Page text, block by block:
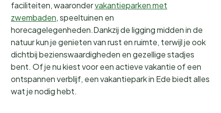
faciliteiten, waarondervakantieparken met
zwembaden, speeltuinen en
horecagelegenheden.Dankzij de ligging midden in de
natuur kun je genieten van rust en ruimte, terwijl je ook
dichtbij bezienswaardigheden en gezellige stadjes
bent. Of je nu kiest voor een actieve vakantie of een
ontspannen verblijf, een vakantiepark in Ede biedt alles
wat je nodig hebt.